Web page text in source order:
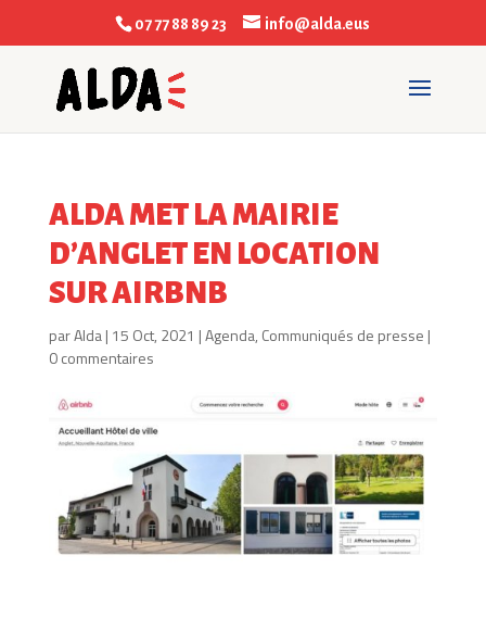
07 77 88 89 23 info@alda.eus
ALDA MET LA MAIRIE
D’ANGLET EN LOCATION
SUR AIRBNB
parAlda| 15 Oct, 2021 |Agenda, Communiqués de presse |
0 commentaires